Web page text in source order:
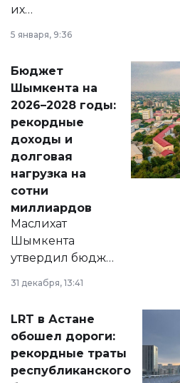
их
принести
народу
Венесуэлы.
5 января, 9:36
Бюджет
Шымкента на
2026–2028 годы:
рекордные
доходы и
долговая
нагрузка на
сотни
миллиардов
Маслихат
Шымкента
утвердил бюджет
города на 2026–
2028 годы.
документ
появился в базе
нормативных
правовых актов и
31 декабря, 13:41
LRT в Астане
обошел дороги:
рекордные траты
республиканского